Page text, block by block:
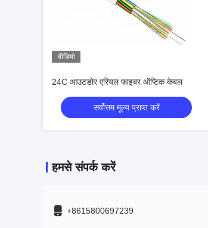
वीडियो
24C आउटडोर एरियल फाइबर ऑप्टिक केबल
सर्वोत्तम मूल्य प्राप्त करें
हमसे संपर्क करें
+8615800697239